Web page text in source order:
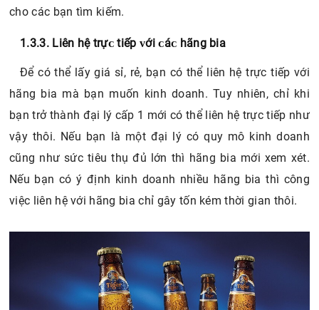
Mạng lưới internet phát đã cung cấp hàng vạn thông
tin đến cho con người, người ta thường nói câu “cái gì
không biết thì hỏi ông Google”. Những tài liệu free tha hồ
cho các bạn tìm kiếm.
1.3.3. Liên hệ trựᴄ tiếp ᴠới ᴄáᴄ hãng bia
Để có thể lấy giá sỉ, rẻ, bạn có thể liên hệ trực tiếp với
hãng bia mà bạn muốn kinh doanh. Tuy nhiên, chỉ khi
bạn trở thành đại lý cấp 1 mới có thể liên hệ trực tiếp như
vậy thôi. Nếu bạn là một đại lý có quy mô kinh doanh
cũng như sức tiêu thụ đủ lớn thì hãng bia mới xem xét.
Nếu bạn có ý định kinh doanh nhiều hãng bia thì công
việc liên hệ với hãng bia chỉ gây tốn kém thời gian thôi.